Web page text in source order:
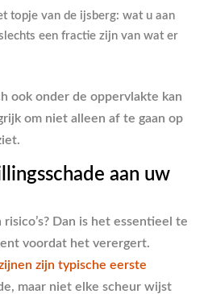
topje van de ijsberg: wat u aan
een fractie zijn van wat er
ook onder de oppervlakte kan
om niet alleen af te gaan op
aan uw
Dan is het essentieel te
voordat het verergert.
zijn typische eerste
maar niet elke scheur wijst